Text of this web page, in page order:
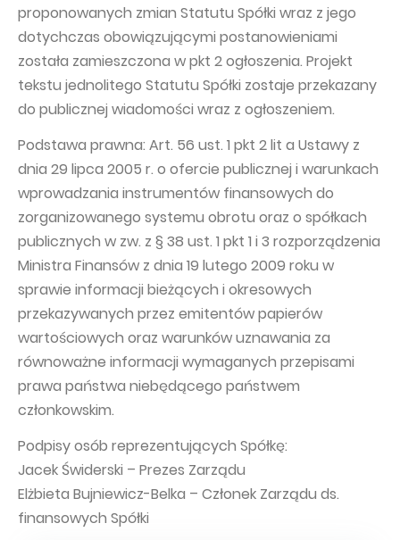
proponowanych zmian Statutu Spółki wraz z jego
dotychczas obowiązującymi postanowieniami
została zamieszczona w pkt 2 ogłoszenia. Projekt
tekstu jednolitego Statutu Spółki zostaje przekazany
do publicznej wiadomości wraz z ogłoszeniem.
Podstawa prawna: Art. 56 ust. 1 pkt 2 lit a Ustawy z
dnia 29 lipca 2005 r. o ofercie publicznej i warunkach
wprowadzania instrumentów finansowych do
zorganizowanego systemu obrotu oraz o spółkach
publicznych w zw. z § 38 ust. 1 pkt 1 i 3 rozporządzenia
Ministra Finansów z dnia 19 lutego 2009 roku w
sprawie informacji bieżących i okresowych
przekazywanych przez emitentów papierów
wartościowych oraz warunków uznawania za
równoważne informacji wymaganych przepisami
prawa państwa niebędącego państwem
członkowskim.
Podpisy osób reprezentujących Spółkę:
Jacek Świderski – Prezes Zarządu
Elżbieta Bujniewicz-Belka – Członek Zarządu ds.
finansowych Spółki